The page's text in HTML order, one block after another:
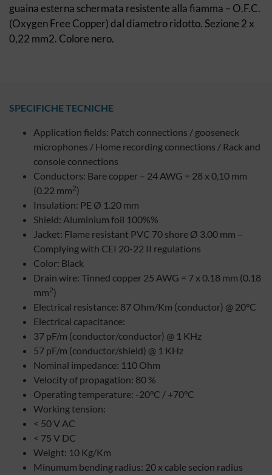
guaina esterna schermata resistente alla fiamma – O.F.C.
(Oxygen Free Copper) dal diametro ridotto. Sezione 2 x
0,22 mm2. Colore nero.
SPECIFICHE TECNICHE
Application fields: Patch connections / gooseneck
microphones / Home recording connections / Rack and
console connections
Conductors: Bare copper – 24 AWG = 28 x 0,10 mm
(0.22 mm2)
Insulation: PE Ø 1.20 mm
Shield: Aluminium foil 100%%
Jacket: Flame resistant PVC 70 shore Ø 3.00 mm –
Complying with CEI 20-22 II regulations
Color: Black
Drain wire: Tinned copper 25 AWG = 7 x 0.18 mm (0.18
mm2)
Electrical resistance: 87 Ohm/Km (conductor) @ 20°C
Electrical capacitance:
37 pF/m (conductor/conductor) @ 1 KHz
57 pF/m (conductor/shield) @ 1 KHz
Nominal impedance: 110 Ohm
Velocity of propagation: 80 %
Operating temperature: -20°C / +70°C
Working tension:
< 50 V AC
< 75 V DC
Weight: 10 Kg/Km
Minumum bending radius: 20 x cable secion radius